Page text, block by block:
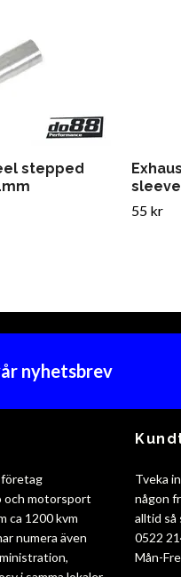
stepped
55 kr
nyhetsbrev
företag
och motorsport
ca 1200 kvm
numera även
Tveka
någon
alltid så
0522
Mån-Fre